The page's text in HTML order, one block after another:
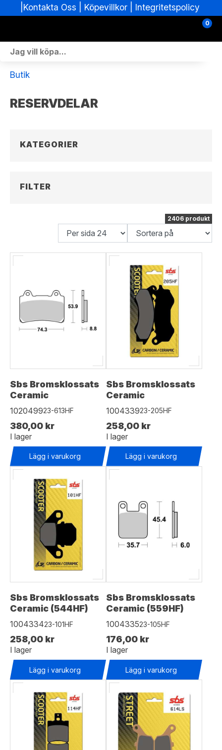
Köpevillkor| Integritetspolicy
0
Butik
RESERVDELAR
KATEGORIER
FILTER
2406 produkt
Sbs Bromsklossats
Ceramic
102049923-613HF
380,00 kr
I lager
Lägg i varukorg
Sbs Bromsklossats
Ceramic
100433923-205HF
258,00 kr
I lager
Lägg i varukorg
Sbs Bromsklossats
Ceramic (544HF)
100433423-101HF
258,00 kr
I lager
Lägg i varukorg
Sbs Bromsklossats
Ceramic (559HF)
100433523-105HF
176,00 kr
I lager
Lägg i varukorg